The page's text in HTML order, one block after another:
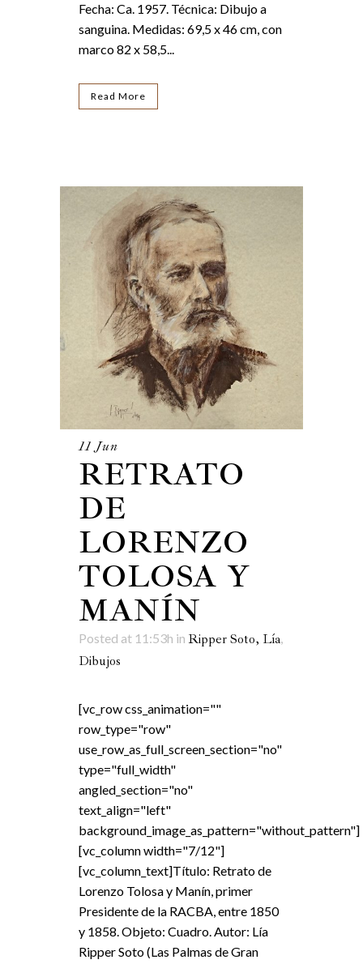
Fecha: Ca. 1957. Técnica: Dibujo a
sanguina. Medidas: 69,5 x 46 cm, con
marco 82 x 58,5...
Read More
11 Jun
RETRATO
DE
LORENZO
TOLOSA Y
MANÍN
Posted at 11:53h in Ripper Soto, Lía,
Dibujos
[vc_row css_animation=""
row_type="row"
use_row_as_full_screen_section="no"
type="full_width"
angled_section="no"
text_align="left"
background_image_as_pattern="without_pattern"]
[vc_column width="7/12"]
[vc_column_text]Título: Retrato de
Lorenzo Tolosa y Manín, primer
Presidente de la RACBA, entre 1850
y 1858. Objeto: Cuadro. Autor: Lía
Ripper Soto (Las Palmas de Gran